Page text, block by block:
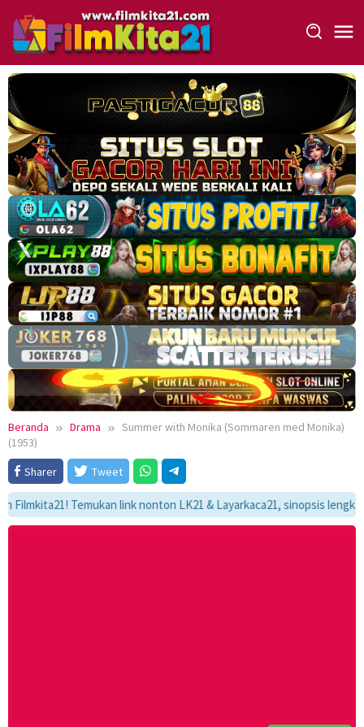
konten
Beranda Drama
Summer with Monika (Sommaren med Monika)
(1953)
Sharer
Tweet
Temukan link nonton LK21 & Layarkaca21, sinopsis lengkap,